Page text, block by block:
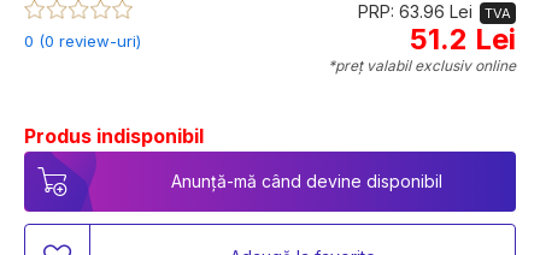
0 (0 review-uri)
PRP: 63.96 Lei TVA
51.2 Lei
*preț valabil exclusiv online
Produs indisponibil
Anunță-mă când devine disponibil